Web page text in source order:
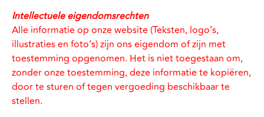
Intellectuele eigendomsrechten
Alle informatie op onze website (Teksten, logo’s,
illustraties en foto’s) zijn ons eigendom of zijn met
toestemming opgenomen. Het is niet toegestaan om,
zonder onze toestemming, deze informatie te kopiëren,
door te sturen of tegen vergoeding beschikbaar te
stellen.